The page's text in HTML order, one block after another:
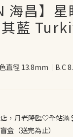
海昌】
藍
直徑 13.8mm｜B.C
，月老降臨♡全站滿
盒（送完為止）